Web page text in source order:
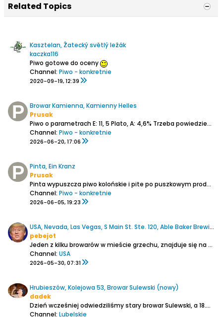
Related Topics
Kasztelan, Žatecký světlý ležák
kaczka116
Piwo gotowe do oceny
Channel: Piwo - konkretnie
2020-09-19, 12:39
Browar Kamienna, Kamienny Helles
Prusak
Piwo o parametrach E: 11, 5 Plato, A: 4,6% Trzeba powiedzieć od razu, że wybitne (nie w znaczeniu jakie nadają temu słowu twórcy Kanału Zero). Zgadzam się z abernacką, że to piękny debiut.
Channel: Piwo - konkretnie
2026-06-20, 17:06
Pinta, Ein Kranz
Prusak
Pinta wypuszcza piwo kolońskie i pite po puszkowym produkcie Ziemi Obiecanej wytrzymuje konkrencję i nawet ją przebija,
Channel: Piwo - konkretnie
2026-06-05, 19:23
USA, Nevada, Las Vegas, S Main St. Ste. 120, Able Baker Brewing
pebejot
Jeden z kilku browarów w mieście grzechu, znajduje się na uboczu z dala od jaskiń hazardu, nieopodal początkowej stacji kolei jednoszynowej Monorail "Sahara".
Channel: USA
2026-05-30, 07:31
Hrubieszów, Kolejowa 53, Browar Sulewski (nowy)
dadek
Dzień wcześniej odwiedziliśmy stary browar Sulewski, a 18.04.2026 dzięki uprzejmości jednego z piwowarów Krzyśka (rodem z Sosnowca
Channel: Lubelskie